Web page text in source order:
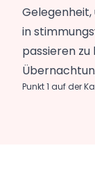
Gelegenheit,
in
passieren zu
Punkt 1 auf der